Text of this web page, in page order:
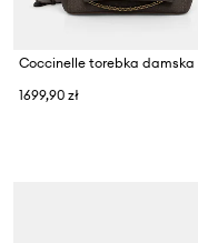
1699,90 zł